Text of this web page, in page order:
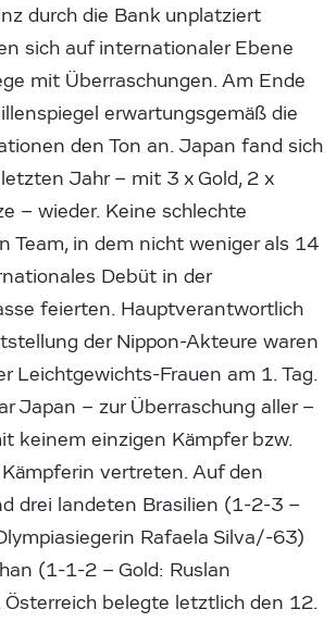
durch die Bank unplatziert
sich auf internationaler Ebene
mit Überraschungen. Am Ende
erwartungsgemäß die
den Ton an. Japan fand sich
Jahr – mit 3 x Gold, 2 x
– wieder. Keine schlechte
Team, in dem nicht weniger als 14
Debüt in der
feierten. Hauptverantwortlich
der Nippon-Akteure waren
Leichtgewichts-Frauen am 1. Tag.
Japan – zur Überraschung aller –
keinem einzigen Kämpfer bzw.
vertreten. Auf den
drei landeten Brasilien (1-2-3 –
Rafaela Silva/-63)
(1-1-2 – Gold: Ruslan
belegte letztlich den 12.